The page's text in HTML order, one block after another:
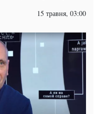
15 травня, 03:00